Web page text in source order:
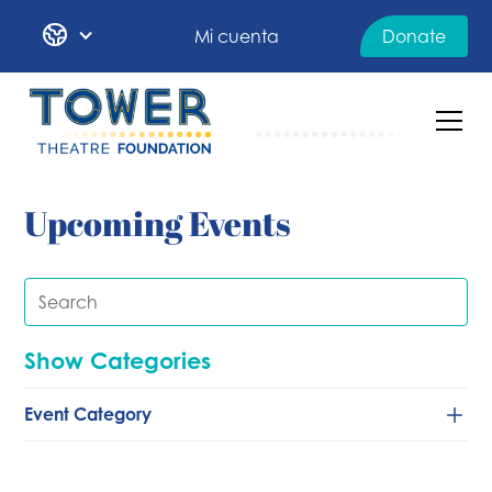
Mi cuenta Donate
Upcoming Events
Show Categories
Event Category